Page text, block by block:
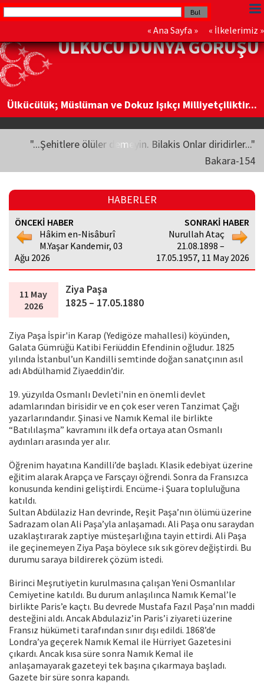
« Ana Sayfa » « İlkelerimiz »
ÜLKÜCÜ DÜNYA GÖRÜŞÜ
Ülkücülük; Müslüman ve Dokuz Işıkçı Milliyetçiliktir...
"...Şehitlere ölüler demeyin. Bilakis Onlar diridirler..."
Bakara-154
HABERLER
ÖNCEKİ HABER
Hâkim en-Nisâburî
M.Yaşar Kandemir, 03
Ağu 2026
SONRAKİ HABER
Nurullah Ataç
21.08.1898 –
17.05.1957, 11 May 2026
11 May
2026
Ziya Paşa
1825 – 17.05.1880
Ziya Paşa İspir'in Karap (Yedigöze mahallesi) köyünden,
Galata Gümrüğü Katibi Feriüddin Efendinin oğludur. 1825
yılında İstanbul’un Kandilli semtinde doğan sanatçının asıl
adı Abdülhamid Ziyaeddin’dir.
19. yüzyılda Osmanlı Devleti'nin en önemli devlet
adamlarından birisidir ve en çok eser veren Tanzimat Çağı
yazarlarındandır. Şinasi ve Namık Kemal ile birlikte
“Batılılaşma” kavramını ilk defa ortaya atan Osmanlı
aydınları arasında yer alır.
Öğrenim hayatına Kandilli’de başladı. Klasik edebiyat üzerine
eğitim alarak Arapça ve Farsçayı öğrendi. Sonra da Fransızca
konusunda kendini geliştirdi. Encüme-i Şuara topluluğuna
katıldı.
Sultan Abdülaziz Han devrinde, Reşit Paşa’nın ölümü üzerine
Sadrazam olan Ali Paşa’yla anlaşamadı. Ali Paşa onu saraydan
uzaklaştırarak zaptiye müsteşarlığına tayin ettirdi. Ali Paşa
ile geçinemeyen Ziya Paşa böylece sık sık görev değiştirdi. Bu
durumu saraya bildirerek çözüm istedi.
Birinci Meşrutiyetin kurulmasına çalışan Yeni Osmanlılar
Cemiyetine katıldı. Bu durum anlaşılınca Namık Kemal’le
birlikte Paris’e kaçtı. Bu devrede Mustafa Fazıl Paşa’nın maddi
desteğini aldı. Ancak Abdulaziz’in Paris’i ziyareti üzerine
Fransız hükümeti tarafından sınır dışı edildi. 1868’de
Londra’ya geçerek Namık Kemal ile Hürriyet Gazetesini
çıkardı. Ancak kısa süre sonra Namık Kemal ile
anlaşamayarak gazeteyi tek başına çıkarmaya başladı.
Gazete bir süre sonra kapandı.